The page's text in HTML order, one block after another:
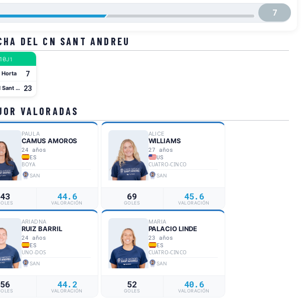
7
DEL CN SANT ANDREU
J1
Horta 7
CN Sant Andreu 23
VALORADAS
PAULA
CAMUS AMOROS
24 años
ES
BOYA
SAN
43 44.6
VALORACIÓN
ALICE
WILLIAMS
27 años
US
CUATRO-CINCO
SAN
69
GOLES
45.6
VALORACIÓN
ARIADNA
RUIZ BARRIL
24 años
ES
UNO-DOS
SAN
56 44.2
VALORACIÓN
MARIA
PALACIO LINDE
23 años
ES
CUATRO-CINCO
SAN
52
GOLES
40.6
VALORACIÓN